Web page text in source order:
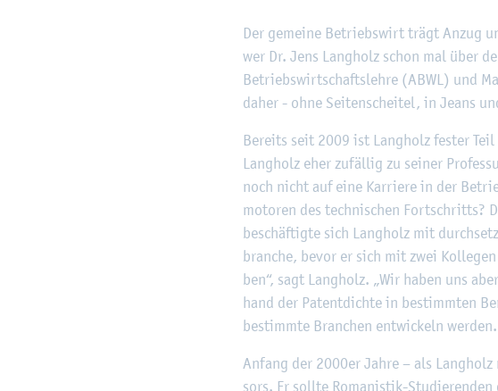
Der ge­mei­ne Be­triebs­wirt trägt Anzug
wer Dr. Jens Lang­holz schon mal über
Be­triebs­wirt­schafts­leh­re (ABWL) und
daher - ohne Sei­ten­schei­tel, in Jeans
Be­reits seit 2009 ist Lang­holz fes­ter
Lang­holz eher zu­fäl­lig zu sei­ner
noch nicht auf eine Kar­rie­re in der
mo­to­ren des tech­ni­schen Fort­schritts?
be­schäf­tig­te sich Lang­holz mit
bran­che, bevor er sich mit zwei
ben“, sagt Lang­holz. „Wir haben uns
hand der Pa­tent­dich­te in be­stimm­ten
be­stimm­te Bran­chen ent­wi­ckeln wer­den.
An­fang der 2000er Jahre – als
sors. Er soll­te Ro­ma­nis­tik-